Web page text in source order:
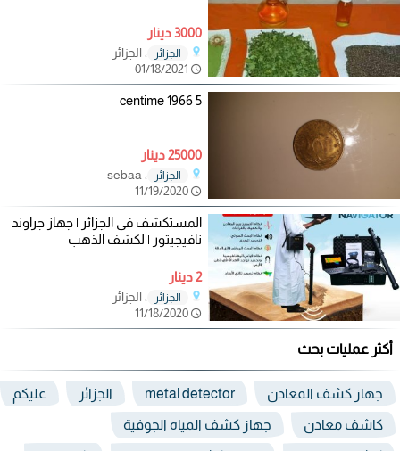
3000 دينار
الجزائر
، الجزائر
5 centime 1966
25000 دينار
الجزائر
، sebaa
11/19/2020
المستكشف فى الجزائر | جهاز جراوند
نافيجيتور | لكشف الذهب
2 دينار
الجزائر
، الجزائر
11/18/2020
أكثر عمليات بحث
جهاز كشف المعادن metal detector الجزائر عليكم
كاشف معادن جهاز كشف المياه الجوفية